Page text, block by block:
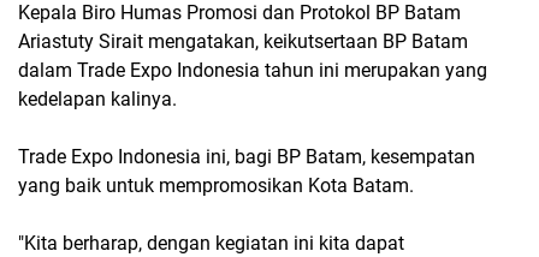
Kepala Biro Humas Promosi dan Protokol BP Batam
Ariastuty Sirait mengatakan, keikutsertaan BP Batam
dalam Trade Expo Indonesia tahun ini merupakan yang
kedelapan kalinya.
Trade Expo Indonesia ini, bagi BP Batam, kesempatan
yang baik untuk mempromosikan Kota Batam.
"Kita berharap, dengan kegiatan ini kita dapat